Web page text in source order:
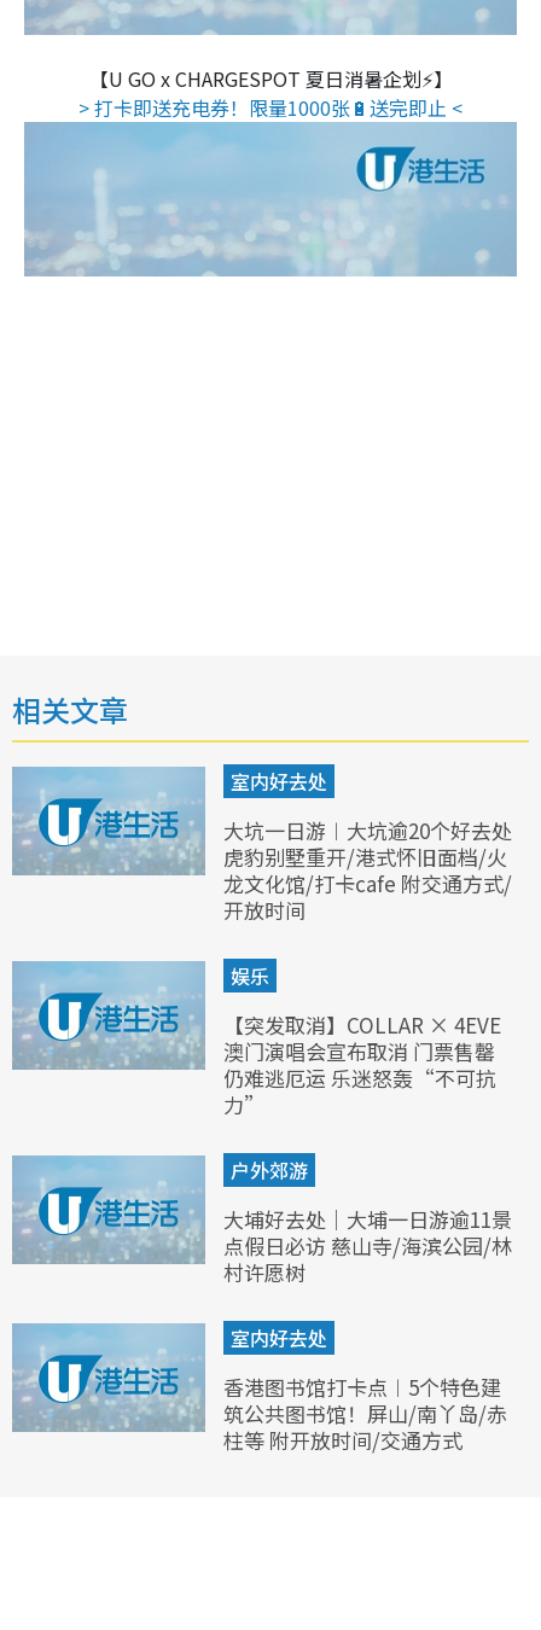
【U GO x CHARGESPOT 夏日消暑企划⚡】
> 打卡即送充电券！限量1000张🔋送完即止 <
相关文章
室内好去处
大坑一日游︱大坑逾20个好去处
虎豹别墅重开/港式怀旧面档/火
龙文化馆/打卡cafe 附交通方式/
开放时间
娱乐
【突发取消】COLLAR × 4EVE
澳门演唱会宣布取消 门票售罄
仍难逃厄运 乐迷怒轰“不可抗
力”
户外郊游
大埔好去处｜大埔一日游逾11景
点假日必访 慈山寺/海滨公园/林
村许愿树
室内好去处
香港图书馆打卡点︱5个特色建
筑公共图书馆！屏山/南丫岛/赤
柱等 附开放时间/交通方式